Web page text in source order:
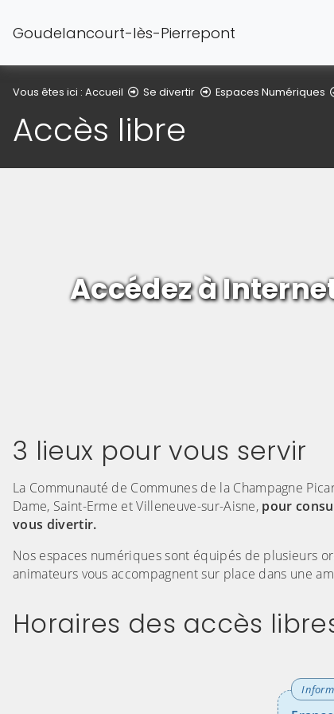
Goudelancourt-lès-Pierrepont
Vous êtes ici : Accueil Se divertir Espaces Numériques
Accès libre
Accédez à
3 lieux pour vous servir
La Communauté de Communes de la Champagne
Dame, Saint-Erme et Villeneuve-sur-Aisne, pour
vous divertir.
Nos espaces numériques sont équipés de plusieurs
animateurs vous accompagnent sur place dans une
Horaires des accès